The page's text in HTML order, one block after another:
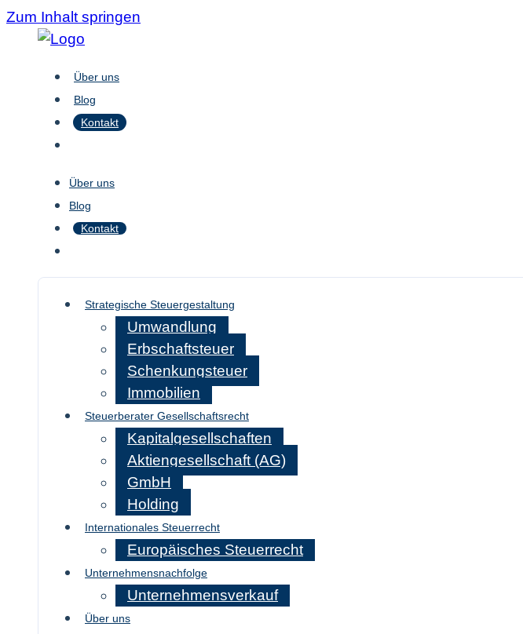
Zum Inhalt springen
Über uns
Blog
Kontakt
Über uns
Blog
Kontakt
Strategische Steuergestaltung
Umwandlung
Erbschaftsteuer
Schenkungsteuer
Immobilien
Steuerberater Gesellschaftsrecht
Kapitalgesellschaften
Aktiengesellschaft (AG)
GmbH
Holding
Internationales Steuerrecht
Europäisches Steuerrecht
Unternehmensnachfolge
Unternehmensverkauf
Über uns